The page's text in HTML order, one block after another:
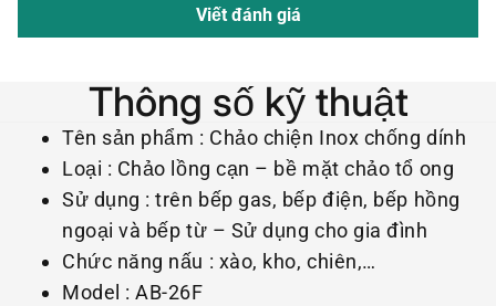
Viết đánh giá
Thông số kỹ thuật
Tên sản phẩm : Chảo chiện Inox chống dính
Loại : Chảo lồng cạn – bề mặt chảo tổ ong
Sử dụng : trên bếp gas, bếp điện, bếp hồng
ngoại và bếp từ – Sử dụng cho gia đình
Chức năng nấu : xào, kho, chiên,…
Model : AB-26F